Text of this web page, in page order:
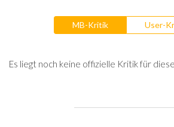
MB-Kritik User-
Es liegt noch keine offizielle Kritik für